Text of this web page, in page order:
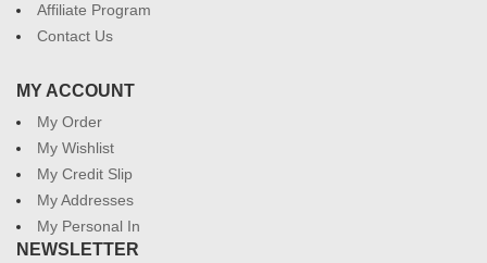
Affiliate Program
Contact Us
MY ACCOUNT
My Order
My Wishlist
My Credit Slip
My Addresses
My Personal In
NEWSLETTER